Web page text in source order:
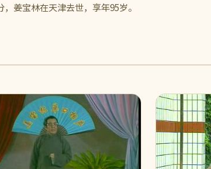
姜宝林在天津去世，享年95岁。